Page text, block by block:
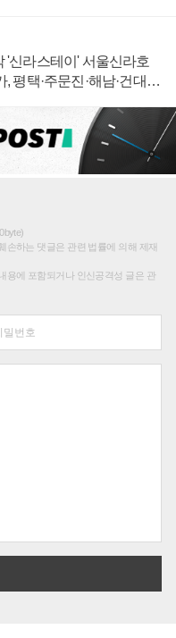
'신라스테이' 서울신라호
평택·주문진·해남·건대로
손하는 댓글은 관련 법률에 의해 제재
용에 포함되거나 인신공격성 글은 관